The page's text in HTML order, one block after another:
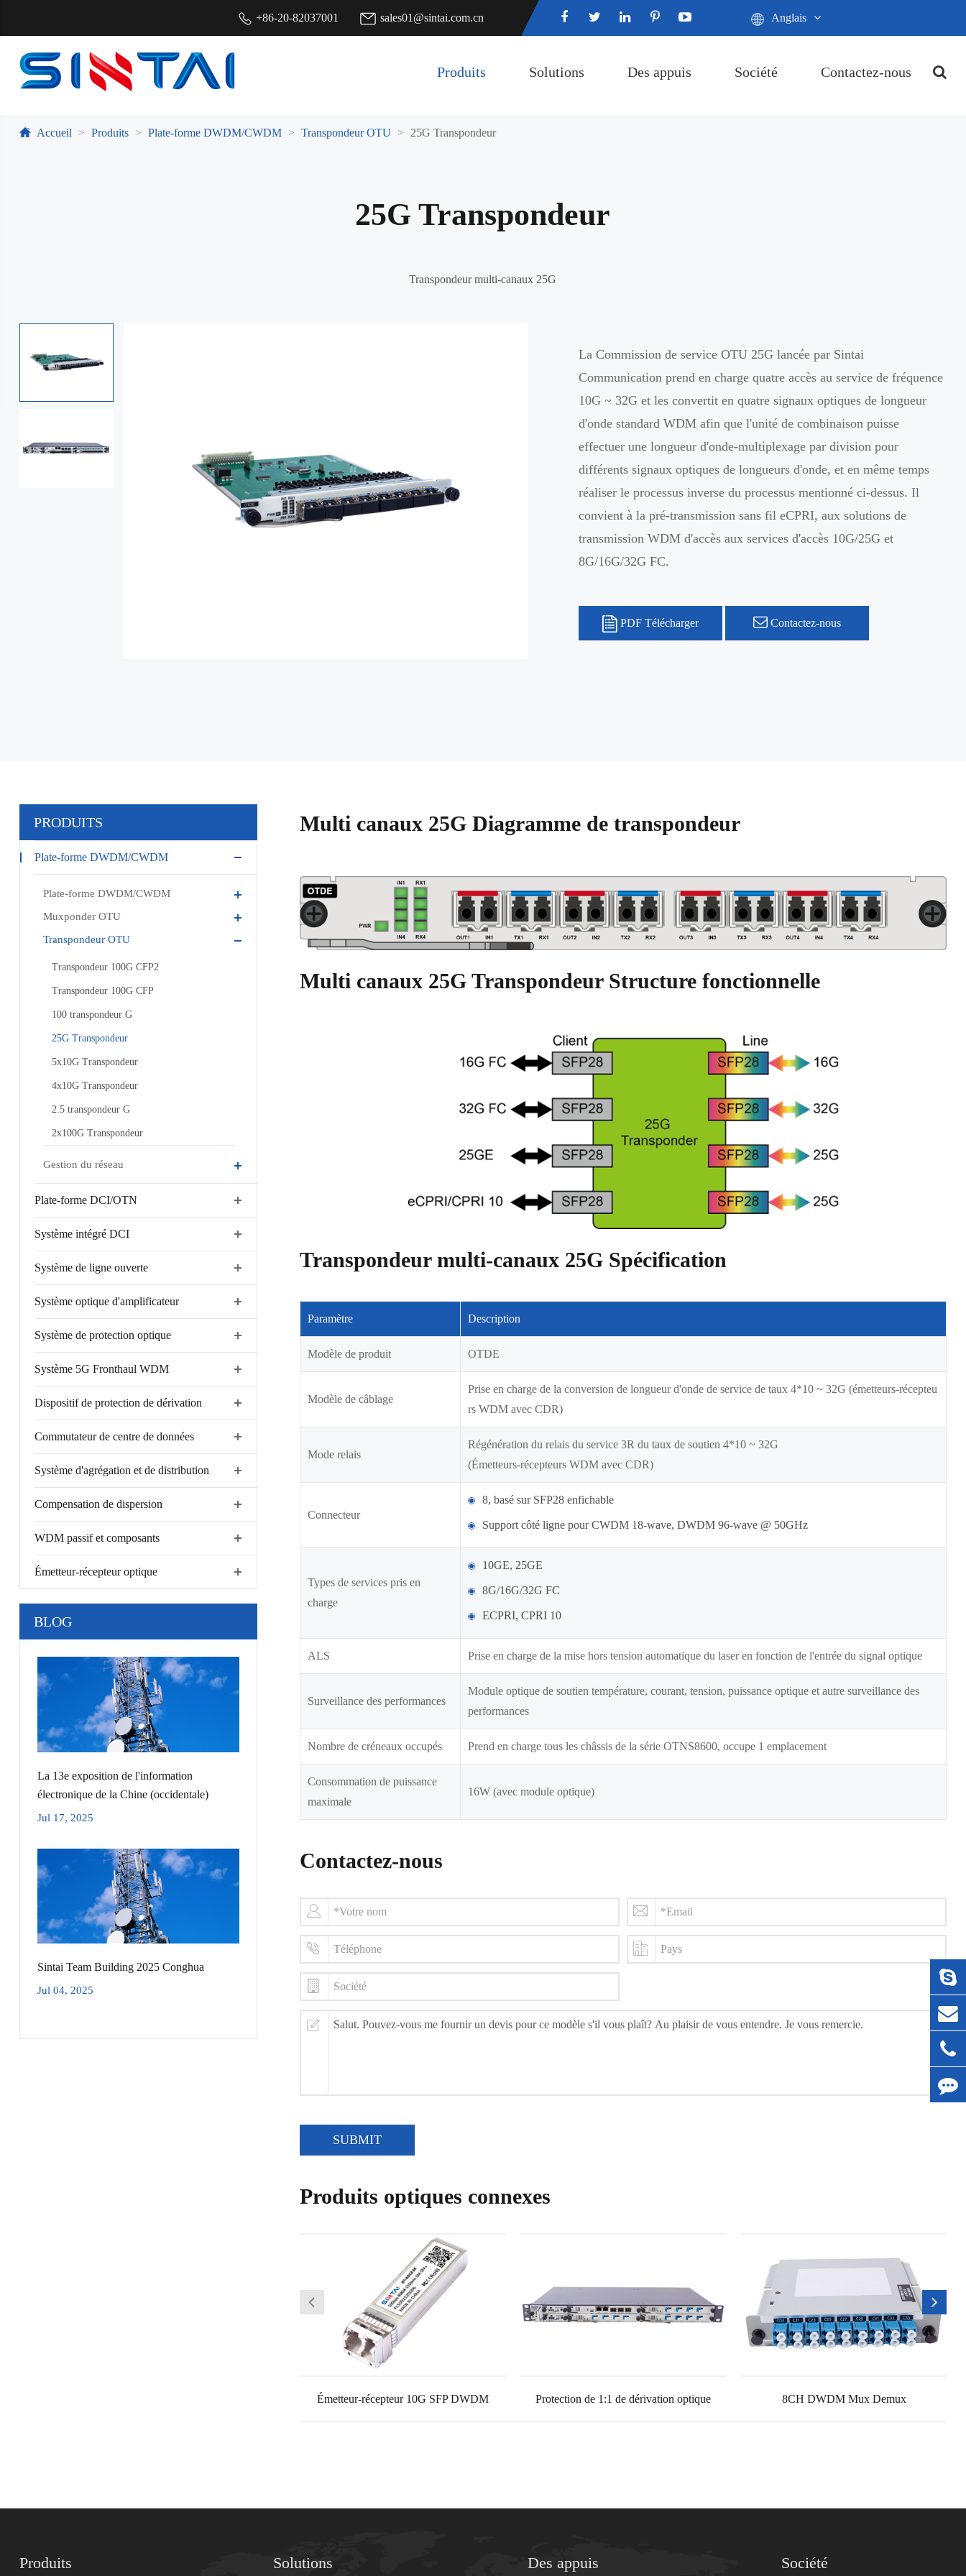
+86-20-82037001 sales01@sintai.com.cn Anglais
Produits Solutions Des appuis Société Contactez-nous
Accueil Produits Plate-forme DWDM/CWDM Transpondeur OTU 25G Transpondeur
25G Transpondeur
Transpondeur multi-canaux 25G
La Commission de service OTU 25G lancée par Sintai
Communication prend en charge quatre accès au service de fréquence
10G ~ 32G et les convertit en quatre signaux optiques de longueur
d'onde standard WDM afin que l'unité de combinaison puisse
effectuer une longueur d'onde-multiplexage par division pour
différents signaux optiques de longueurs d'onde, et en même temps
réaliser le processus inverse du processus mentionné ci-dessus. Il
convient à la pré-transmission sans fil eCPRI, aux solutions de
transmission WDM d'accès aux services d'accès 10G/25G et
8G/16G/32G FC.
PDF Télécharger Contactez-nous
PRODUITS
Plate-forme DWDM/CWDM
Plate-forme DWDM/CWDM
Muxponder OTU
Transpondeur OTU
Transpondeur 100G CFP2
Transpondeur 100G CFP
100 transpondeur G
25G Transpondeur
5x10G Transpondeur
4x10G Transpondeur
2.5 transpondeur G
2x100G Transpondeur
Gestion du réseau
Plate-forme DCI/OTN
Système intégré DCI
Système de ligne ouverte
Système optique d'amplificateur
Système de protection optique
Système 5G Fronthaul WDM
Dispositif de protection de dérivation
Commutateur de centre de données
Système d'agrégation et de distribution
Compensation de dispersion
WDM passif et composants
Émetteur-récepteur optique
BLOG
La 13e exposition de l'information
électronique de la Chine (occidentale)
Jul 17, 2025
Sintai Team Building 2025 Conghua
Jul 04, 2025
Multi canaux 25G Diagramme de transpondeur
Multi canaux 25G Transpondeur Structure fonctionnelle
Transpondeur multi-canaux 25G Spécification
Paramètre Description
Modèle de produit OTDE
Modèle de câblage
Prise en charge de la conversion de longueur d'onde de service de taux 4*10 ~ 32G (émetteurs-récepteu
rs WDM avec CDR)
Mode relais
Régénération du relais du service 3R du taux de soutien 4*10 ~ 32G
(Émetteurs-récepteurs WDM avec CDR)
Connecteur
8, basé sur SFP28 enfichable
Support côté ligne pour CWDM 18-wave, DWDM 96-wave @ 50GHz
Types de services pris en
charge
10GE, 25GE
8G/16G/32G FC
ECPRI, CPRI 10
ALS Prise en charge de la mise hors tension automatique du laser en fonction de l'entrée du signal optique
Surveillance des performances
Module optique de soutien température, courant, tension, puissance optique et autre surveillance des
performances
Nombre de créneaux occupés Prend en charge tous les châssis de la série OTNS8600, occupe 1 emplacement
Consommation de puissance
maximale
16W (avec module optique)
Contactez-nous
SUBMIT
Produits optiques connexes
Émetteur-récepteur 10G SFP DWDM Protection de 1:1 de dérivation optique 8CH DWDM Mux Demux
Produits Solutions Des appuis Société